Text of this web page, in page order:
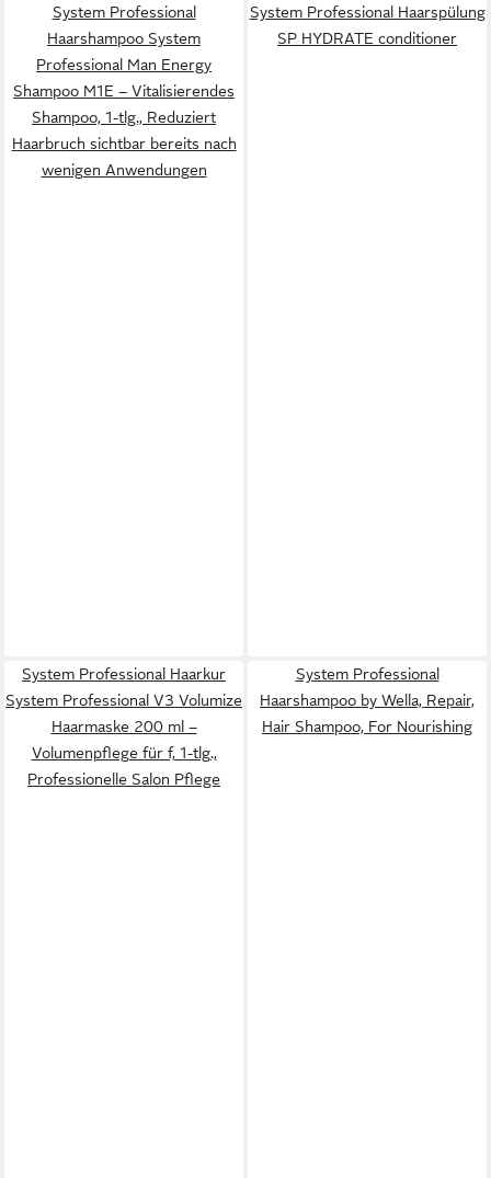
System Professional
Haarshampoo System
Professional Man Energy
Shampoo M1E – Vitalisierendes
Shampoo, 1-tlg., Reduziert
Haarbruch sichtbar bereits nach
wenigen Anwendungen
System Professional Haarspülung
SP HYDRATE conditioner
System Professional Haarkur
System Professional V3 Volumize
Haarmaske 200 ml –
Volumenpflege für f, 1-tlg.,
Professionelle Salon Pflege
System Professional
Haarshampoo by Wella, Repair,
Hair Shampoo, For Nourishing